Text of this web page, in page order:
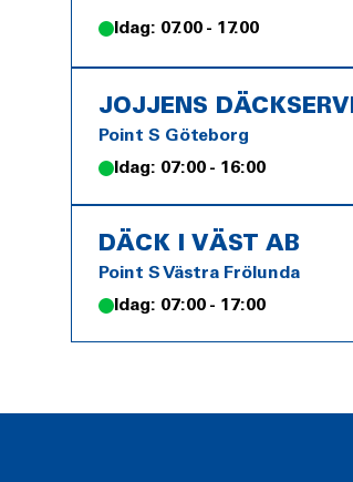
Idag: 07.00 - 17.00
JOJJENS
Point S Göteborg
Idag: 07:00 - 16:00
DÄCK I VÄST AB
Point S Västra Frölunda
Idag: 07:00 - 17:00